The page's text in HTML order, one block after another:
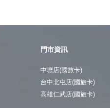
門市資訊
中壢店(國旅卡)
台中北屯店(國旅卡)
高雄仁武店(國旅卡)